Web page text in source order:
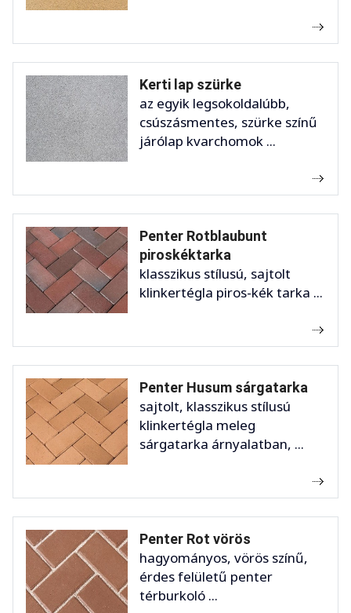
Kerti lap szürke
az egyik legsokoldalúbb,
csúszásmentes, szürke színű
járólap kvarchomok ...
Penter Rotblaubunt
piroskéktarka
klasszikus stílusú, sajtolt
klinkertégla piros-kék tarka ...
Penter Husum sárgatarka
sajtolt, klasszikus stílusú
klinkertégla meleg
sárgatarka árnyalatban, ...
Penter Rot vörös
hagyományos, vörös színű,
érdes felületű penter
térburkoló ...